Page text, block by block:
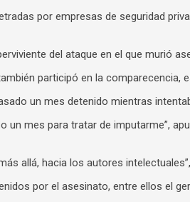
por empresas de seguridad
del ataque en el que murió
participó en la comparecencia,
un mes detenido mientras
un mes para tratar de imputarme”,
allá, hacia los autores
por el asesinato, entre ellos el